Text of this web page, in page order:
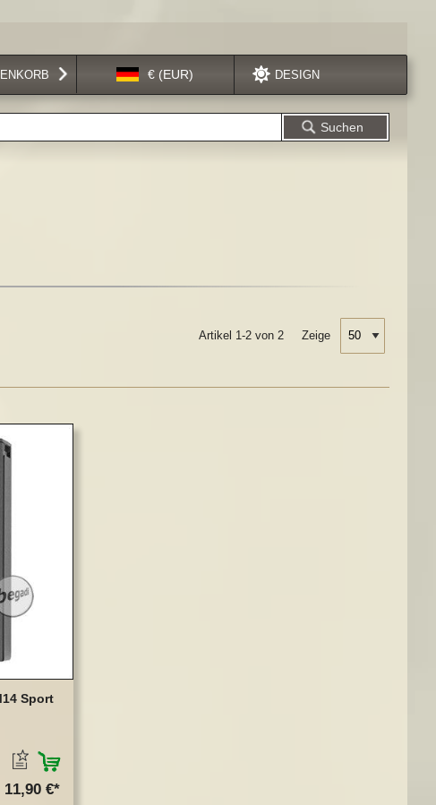
Sprache € (EUR) DESIGN
Suchen
Artikel 1-2 von 2 Zeige
Sport
ZUM MERKZETTEL HINZUFÜGEN
11,90 €